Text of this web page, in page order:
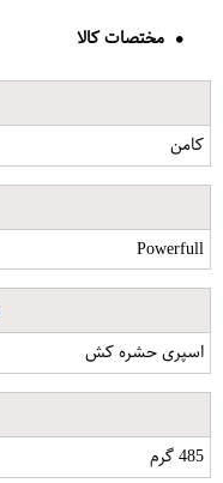
مختصات کالا
کامن
Powerfull
اسپری حشره کش
485 گرم